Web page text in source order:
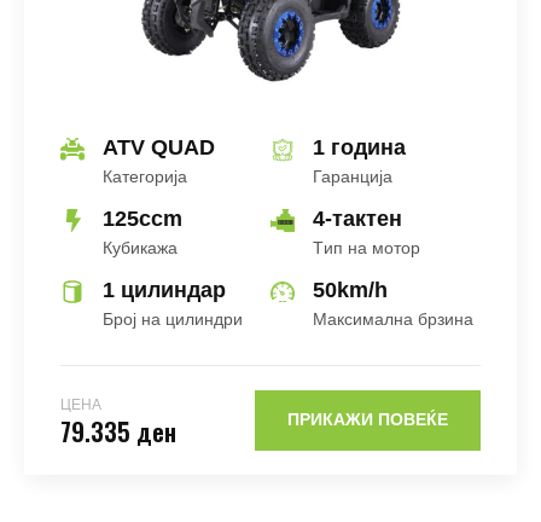
Број На Цилиндри
ATV QUAD
Категорија
1 година
Гаранција
125ccm
Кубикажа
4-тактен
Tип на мотор
1 цилиндар
Број на цилиндри
50km/h
Максимална брзина
ЦЕНА
79.335 ден ПРИКАЖИ ПОВЕЌЕ